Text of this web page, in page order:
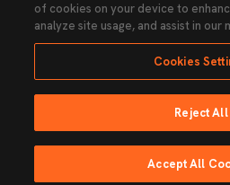
Ley Transparencia
Ninguna parte de esta página puede ser
Hecho por
of cookies on your device to
analyze site usage, and assist in
Cookies
Reject All
Accept All